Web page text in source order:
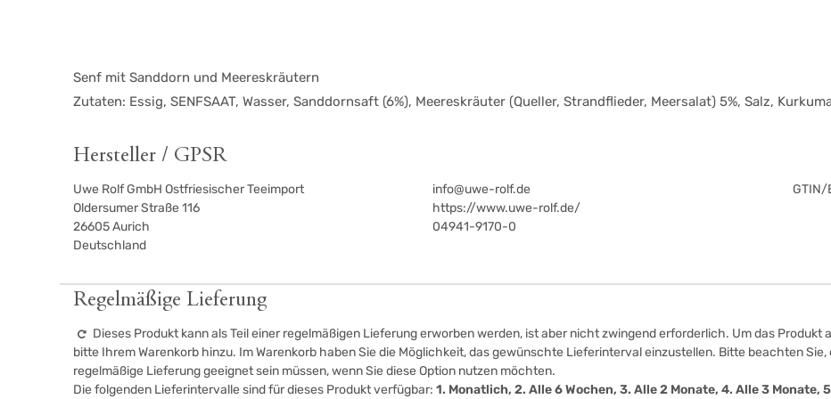
Senf mit Sanddorn und Meereskräutern
Zutaten: Essig, SENFSAAT, Wasser, Sanddornsaft (6%), Meereskräuter (Queller, Strandflieder, Meersalat) 5%, Salz,
Hersteller / GPSR
Uwe Rolf GmbH Ostfriesischer Teeimport
Oldersumer Straße 116
26605Aurich
Deutschland
info@uwe-rolf.de
https://www.uwe-rolf.de/
04941-9170-0
GTIN/
Regelmäßige Lieferung
Dieses Produkt kann als Teil einer regelmäßigen Lieferung erworben werden, ist aber nicht zwingend erforderlich. Um das Produkt
bitte Ihrem Warenkorb hinzu. Im Warenkorb haben Sie die Möglichkeit, das gewünschte Lieferinterval einzustellen. Bitte beachten
regelmäßige Lieferung geeignet sein müssen, wenn Sie diese Option nutzen möchten.
Die folgenden Lieferintervalle sind für dieses Produkt verfügbar:1. Monatlich, 2. Alle 6 Wochen, 3. Alle 2 Monate, 4. Alle 3 Monate,